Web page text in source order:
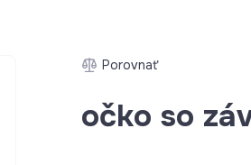
Porovnať
očko so